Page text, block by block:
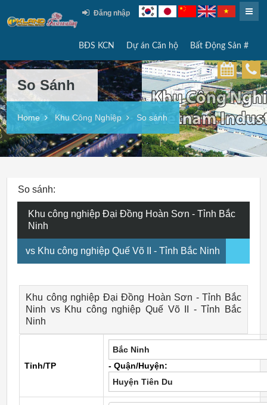
Đăng nhập
BĐS KCN Dự án Căn hộ Bất Động Sản #
So Sánh
Home Khu Công Nghiệp So sánh
So sánh:
Khu công nghiệp Đại Đồng Hoàn Sơn - Tỉnh Bắc
Ninh
vs Khu công nghiệp Quế Võ II - Tỉnh Bắc Ninh
Khu công nghiệp Đại Đồng Hoàn Sơn - Tỉnh Bắc
Ninh vs Khu công nghiệp Quế Võ II - Tỉnh Bắc
Ninh
Tỉnh/TP
Bắc Ninh
- Quận/Huyện:
Huyện Tiên Du